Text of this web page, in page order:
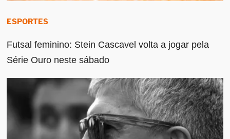
ESPORTES
Futsal feminino: Stein Cascavel volta a jogar pela
Série Ouro neste sábado